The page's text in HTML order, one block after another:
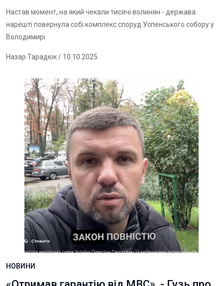
Настав момент, на який чекали тисячі волинян - держава
нарешті повернула собі комплекс споруд Успенського собору у
Володимирі
Назар Тарадюк/ 10.10.2025
НОВИНИ